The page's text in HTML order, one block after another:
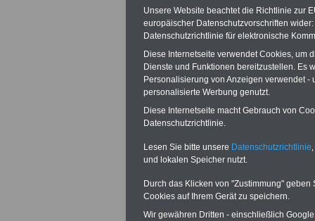
tarifvertragliche
worden. Neue
Eingruppierung
Tätigkeiten zu
TV-L) sollen
Verhandlungen
Unsere Website beachtet die Richtlinie zur
europäischer Datenschutzvorschriften
Datenschutzrichtlinie für elektronische
Diese Internetseite verwendet Cookies, um
Dienste und Funktionen bereitzustellen. Es
Personalisierung von Anzeigen verwendet
personalisierte Werbung genutzt.
Diese Internetseite macht Gebrauch von
Datenschutzrichtlinie.
Lesen Sie bitte unsere Datenschutzrichtlinie
und lokalen Speicher nutzt.
Durch das Klicken von "Zustimmung"
Cookies auf Ihrem Gerät zu speichern.
Wir gewähren Dritten - einschließlich